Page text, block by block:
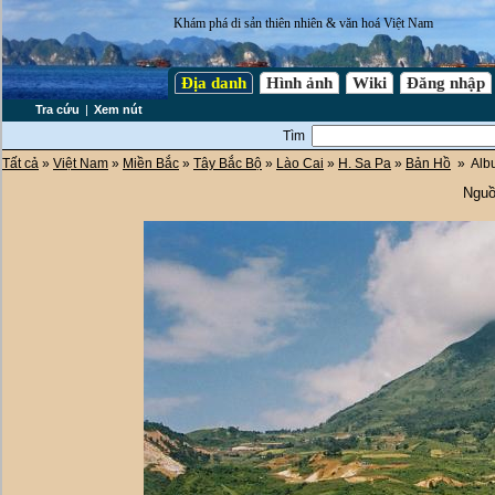
Khám phá di sản thiên nhiên & văn hoá Việt Nam
Địa danh Hình ảnh Wiki Đăng nhập
Tra cứu | Xem nút
Tìm
Tất cả » Việt Nam » Miền Bắc » Tây Bắc Bộ » Lào Cai » H. Sa Pa » Bản Hồ »